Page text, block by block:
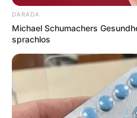
DARADA
Michael Schumachers
sprachlos